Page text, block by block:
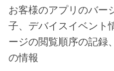
お客様のアプリのバー
子、デバイスイベント
ージの閲覧順序の記録
の情報